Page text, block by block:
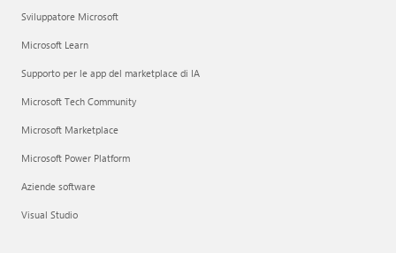
Sviluppatore Microsoft
Microsoft Learn
Supporto per le app del marketplace di IA
Microsoft Tech Community
Microsoft Marketplace
Microsoft Power Platform
Aziende software
Visual Studio